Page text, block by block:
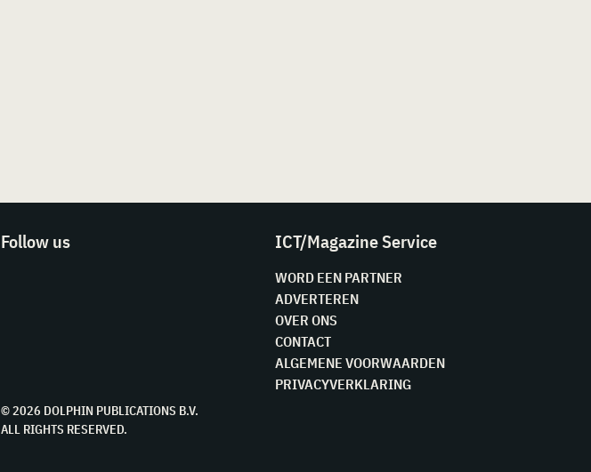
Follow us
© 2026 DOLPHIN PUBLICATIONS B.V.
ALL RIGHTS RESERVED.
ICT/Magazine Service
WORD EEN PARTNER
ADVERTEREN
OVER ONS
CONTACT
ALGEMENE VOORWAARDEN
PRIVACYVERKLARING